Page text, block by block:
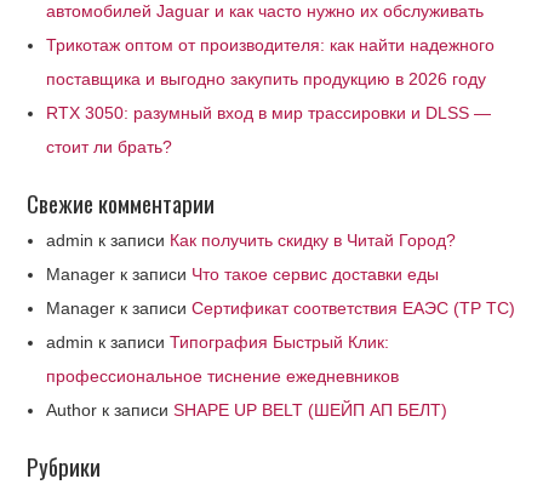
автомобилей Jaguar и как часто нужно их обслуживать
Трикотаж оптом от производителя: как найти надежного
поставщика и выгодно закупить продукцию в 2026 году
RTX 3050: разумный вход в мир трассировки и DLSS —
стоит ли брать?
Свежие комментарии
admin к записи Как получить скидку в Читай Город?
Manager к записи Что такое сервис доставки еды
Manager к записиСертификат соответствия ЕАЭС (ТР ТС)
admin к записиТипография Быстрый Клик:
профессиональное тиснение ежедневников
Author к записиSHAPE UP BELT (ШЕЙП АП БЕЛТ)
Рубрики